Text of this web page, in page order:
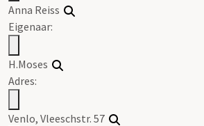
Anna Reiss
Eigenaar:
H.Moses
Adres:
Venlo, Vleeschstr. 57